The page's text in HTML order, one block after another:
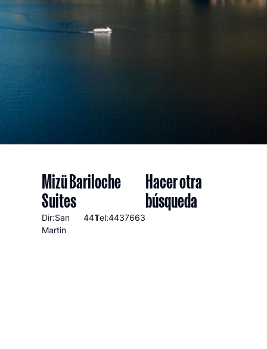
Mizü Bariloche
Suites
Dir:San
Martin
441Tel:4437663
Hacer otra
búsqueda